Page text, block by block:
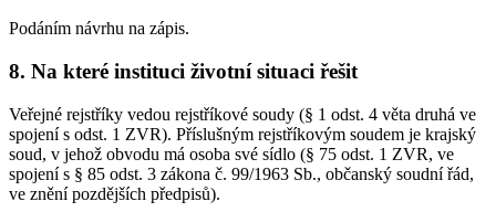
Podáním návrhu na zápis.
8. Na které instituci životní situaci řešit
Veřejné rejstříky vedou rejstříkové soudy (§ 1 odst. 4 věta druhá ve
spojení s odst. 1 ZVR). Příslušným rejstříkovým soudem je krajský
soud, v jehož obvodu má osoba své sídlo (§ 75 odst. 1 ZVR, ve
spojení s § 85 odst. 3 zákona č. 99/1963 Sb., občanský soudní řád,
ve znění pozdějších předpisů).